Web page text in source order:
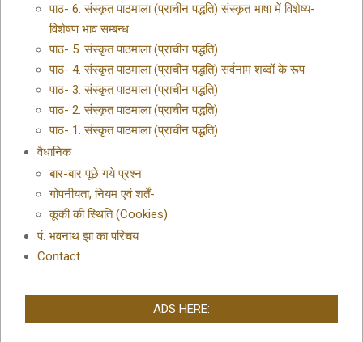
पाठ- 6. संस्कृत पाठमाला (प्राचीन पद्धति) संस्कृत भाषा में विशेष्य-
विशेषण भाव सम्बन्ध
पाठ- 5. संस्कृत पाठमाला (प्राचीन पद्धति)
पाठ- 4. संस्कृत पाठमाला (प्राचीन पद्धति) सर्वनाम शब्दों के रूप
पाठ- 3. संस्कृत पाठमाला (प्राचीन पद्धति)
पाठ- 2. संस्कृत पाठमाला (प्राचीन पद्धति)
पाठ- 1. संस्कृत पाठमाला (प्राचीन पद्धति)
वैधानिक
बार-बार पूछे गये प्रश्न
गोपनीयता, नियम एवं शर्तें-
कूकी की स्थिति (Cookies)
पं. भवनाथ झा का परिचय
Contact
ADS HERE: